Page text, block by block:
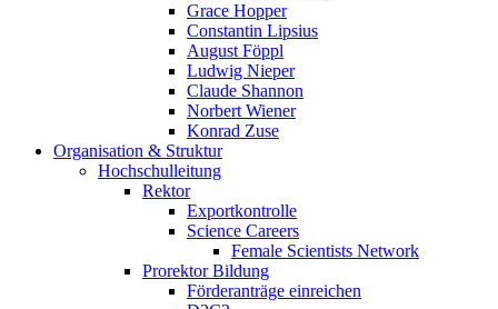
Grace Hopper
Constantin Lipsius
August Föppl
Ludwig Nieper
Claude Shannon
Norbert Wiener
Konrad Zuse
Organisation & Struktur
Hochschulleitung
Rektor
Exportkontrolle
Science Careers
Female Scientists Network
Prorektor Bildung
Förderanträge einreichen